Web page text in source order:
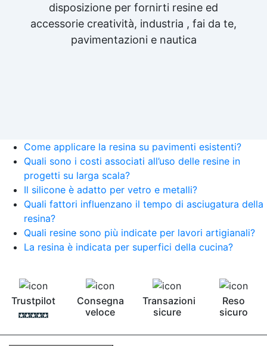
disposizione per fornirti resine ed
accessorie creatività, industria , fai da te,
pavimentazioni e nautica
Come applicare la resina su pavimenti esistenti?
Quali sono i costi associati all’uso delle resine in
progetti su larga scala?
Il silicone è adatto per vetro e metalli?
Quali fattori influenzano il tempo di asciugatura della
resina?
Quali resine sono più indicate per lavori artigianali?
La resina è indicata per superfici della cucina?
Trustpilot
Consegna
veloce
Transazioni
sicure
Reso
sicuro